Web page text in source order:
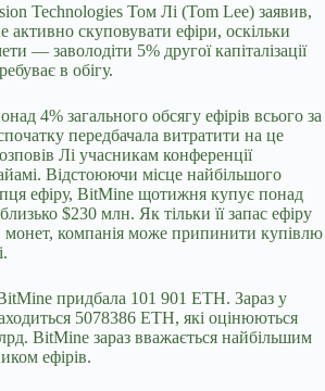
Technologies Том Лі (Tom Lee) заявив,
активно скуповувати ефіри, оскільки
— заволодіти 5% другої капіталізації
в обігу.
4% загального обсягу ефірів всього за
передбачала витратити на це
Лі учасникам конференції
Відстоюючи місце найбільшого
ефіру, BitMine щотижня купує понад
$230 млн. Як тільки її запас ефіру
компанія може припинити купівлю
придбала 101 901 ETH. Зараз у
5078386 ETH, які оцінюються
BitMine зараз вважається найбільшим
ефірів.